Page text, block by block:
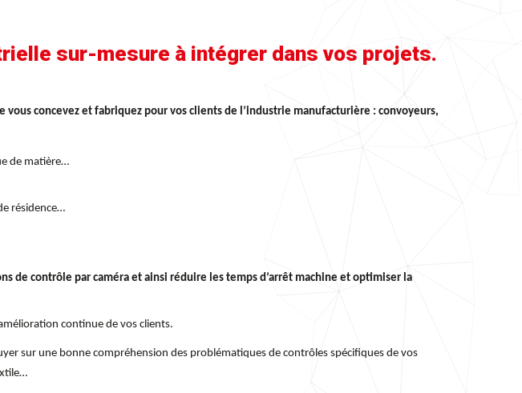
sur-mesure à intégrer dans vos projets.
vous concevez et fabriquez pour vos clients de l’industrie manufacturière : convoyeurs,
de matière…
résidence…
de contrôle par caméra et ainsi réduire les temps d’arrêt machine et optimiser la
continue de vos clients.
sur une bonne compréhension des problématiques de contrôles spécifiques de vos